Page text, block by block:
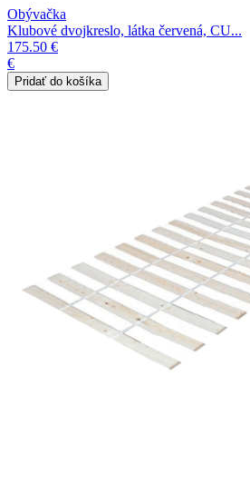
Obývačka
Klubové dvojkreslo, látka červená, CU...
175.50 €
€